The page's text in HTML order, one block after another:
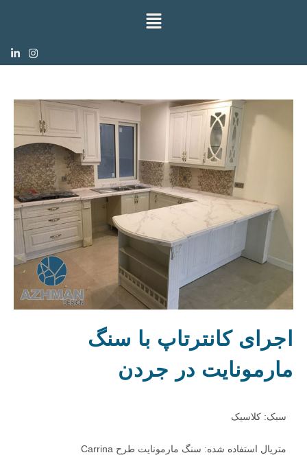
اجرای کانترتاپ با سنگ
مارمونایت در جردن
سبک: کلاسیک
متریال استفاده شده: سنگ مارمونایت طرح Carrina